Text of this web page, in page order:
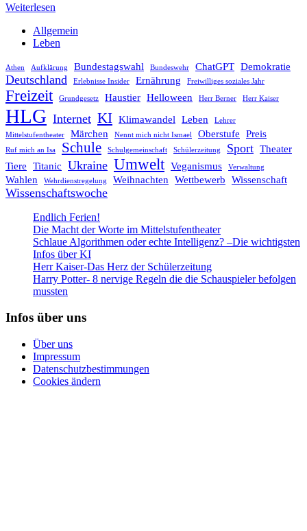
Weiterlesen
Allgemein
Leben
Athen Aufklärung Bundestagswahl Bundeswehr ChatGPT Demokratie
Deutschland Erlebnisse Insider Ernährung Freiwilliges soziales Jahr
Freizeit Grundgesetz Haustier Helloween Herr Berner Herr Kaiser
HLG Internet KI Klimawandel Leben
Lehrer
Mittelstufentheater
Märchen Nennt mich nicht Ismael Oberstufe Preis
Ruf mich an Isa Schule Schulgemeinschaft Schülerzeitung Sport Theater
Tiere Titanic Ukraine Umwelt Veganismus Verwaltung
Wahlen Wehrdienstregelung Weihnachten Wettbewerb Wissenschaft
Wissenschaftswoche
Endlich Ferien!
Die Macht der Worte im Mittelstufentheater
Schlaue Algorithmen oder echte Intelligenz? –Die wichtigsten
Infos über KI
Herr Kaiser-Das Herz der Schülerzeitung
Harry Potter- 8 nervige Regeln die die Schauspieler befolgen
mussten
Infos über uns
Über uns
Impressum
Datenschutzbestimmungen
Cookies ändern